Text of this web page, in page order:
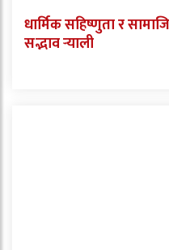
धार्मिक सहिष्णुता र
सद्भाव र्‍याली